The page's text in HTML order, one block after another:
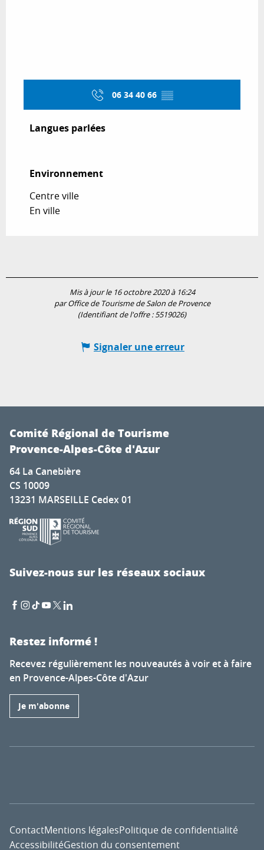
06 34 40 66 ▒▒
Langues parlées
Langues parlées
Environnement
Environnement
Centre ville
En ville
Mis à jour le 16 octobre 2020 à 16:24
par Office de Tourisme de Salon de Provence
(Identifiant de l'offre :5519026)
Signaler une erreur
Comité Régional de Tourisme
Provence-Alpes-Côte d'Azur
64 La Canebière
CS 10009
13231 MARSEILLE Cedex 01
Suivez-nous sur les réseaux sociaux
Restez informé !
Recevez régulièrement les nouveautés à voir et à faire
en Provence-Alpes-Côte d'Azur
Je m'abonne
ContactMentions légalesPolitique de confidentialité
AccessibilitéGestion du consentement